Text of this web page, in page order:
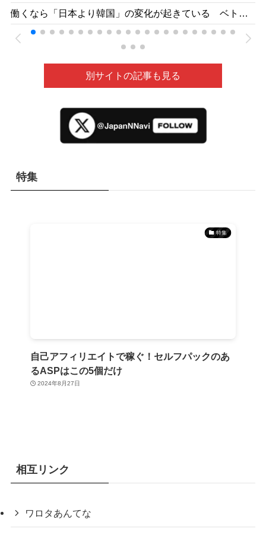
人減、国の受け入れ方針も影響 福井県の若狭医療福祉
専門学校［福井新聞］26/05
働くなら「日本より韓国」の変化が起きている ベトナ
ムの人材送り出し機関が懸念［東京新聞］26/05
別サイトの記事も見る
特集
特集
自己アフィリエイトで稼ぐ！セルフパックのあ
るASPはこの5個だけ
2024年8月27日
相互リンク
ワロタあんてな